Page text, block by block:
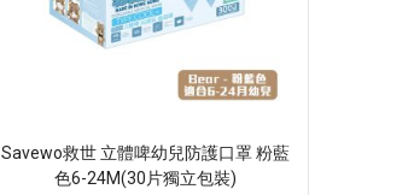
Savewo救世 立體啤幼兒防護口罩 粉藍
色6-24M(30片獨立包裝)